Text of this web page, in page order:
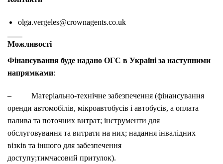
olga.vergeles@crownagents.co.uk
Можливості
Фінансування буде надано ОГС в Україні за наступними
напрямками:
– Матеріально-технічне забезпечення (фінансування
оренди автомобілів, мікроавтобусів і автобусів, а оплата
палива та поточних витрат; інструменти для
обслуговування та витрати на них; надання інвалідних
візків та іншого для забезпечення
доступу;тимчасовий притулок).